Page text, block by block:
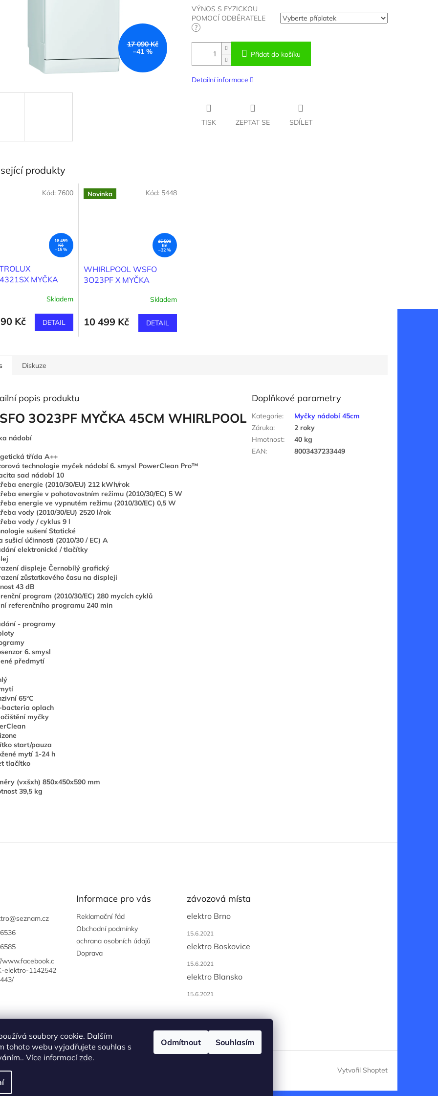
soubory cookie. Dalším
tohoto webu vyjadřujete souhlas s
Více informacízde.
Odmítnout Souhlasím
17 090 Kč
–41 %
VÝNOS S FYZICKOU
POMOCÍ ODBĚRATELE
?
Přidat do košíku
Detailní informace
TISK ZEPTAT SE SDÍLET
produkty
16 459
Kč
–15 %
MYČKA
Skladem
Kč DETAIL
Kód: 7600 Novinka
15 590
Kč
–32 %
WHIRLPOOL WSFO
3O23PF X MYČKA
Skladem
10 499 Kč DETAIL
Kód: 5448
Diskuze
popis produktu
3O23PF MYČKA 45CM WHIRLPOOL
nádobí
třída A++
technologie myček nádobí 6. smysl PowerClean Pro™
sad nádobí 10
energie (2010/30/EU) 212 kWh/rok
energie v pohotovostním režimu (2010/30/EC) 5 W
energie ve vypnutém režimu (2010/30/EC) 0,5 W
vody (2010/30/EU) 2520 l/rok
vody / cyklus 9 l
sušení Statické
sušicí účinnosti (2010/30 / EC) A
elektronické / tlačítky
displeje Černobílý grafický
zůstatkového času na displeji
43 dB
program (2010/30/EC) 280 mycích cyklů
referenčního programu 240 min
- programy
6. smysl
předmytí
65°C
oplach
myčky
start/pauza
mytí 1-24 h
tlačítko
(vxšxh) 850x450x590 mm
39,5 kg
Doplňkové parametry
Kategorie:
Myčky nádobí 45cm
Záruka:
2 roky
Hmotnost:
40 kg
EAN: 8003437233449
@seznam.cz
www.facebook.c
elektro-1142542
Informace pro vás
Reklamační řád
Obchodní podmínky
ochrana osobních údajů
Doprava
závozová místa
elektro Brno
15.6.2021
elektro Boskovice
15.6.2021
elektro Blansko
15.6.2021
Vytvořil Shoptet